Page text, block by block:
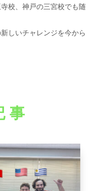
校、神戸の三宮校でも随
しいチャレンジを今から
事